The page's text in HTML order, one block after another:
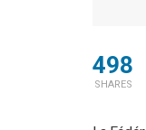
498
SHARES